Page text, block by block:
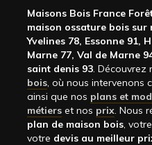
Maisons Bois France
maison ossature bois sur
Yvelines 78, Essonne 91,
Marne 77, Val de Marne
saint denis 93. Découvrez
bois, où nous intervenons
ainsi que nos plans et
métiers et nos prix. Nous
plan de maison bois, votre
votre devis au meilleur